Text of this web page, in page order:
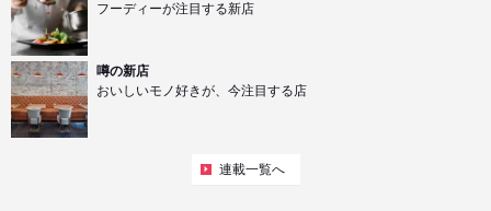
フーディーが注目する新店
噂の新店
おいしいモノ好きが、今注目する店
連載一覧へ